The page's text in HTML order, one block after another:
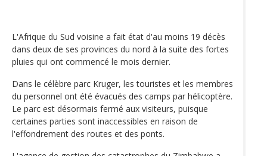
L'Afrique du Sud voisine a fait état d'au moins 19 décès
dans deux de ses provinces du nord à la suite des fortes
pluies qui ont commencé le mois dernier.
Dans le célèbre parc Kruger, les touristes et les membres
du personnel ont été évacués des camps par hélicoptère.
Le parc est désormais fermé aux visiteurs, puisque
certaines parties sont inaccessibles en raison de
l'effondrement des routes et des ponts.